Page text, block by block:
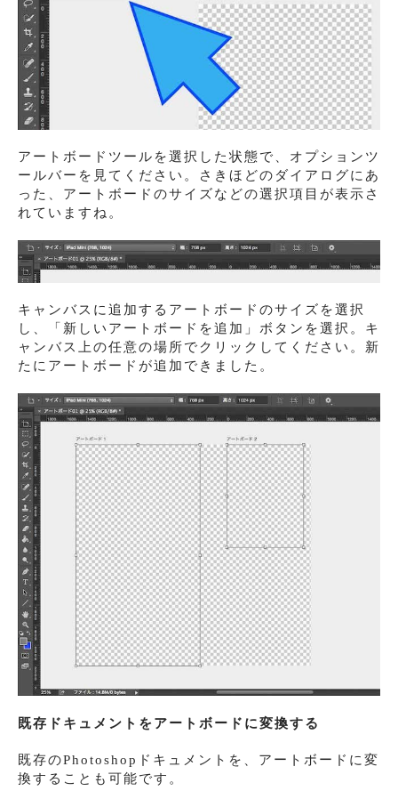
アートボードツールを選択した状態で、オプションツ
ールバーを見てください。さきほどのダイアログにあ
った、アートボードのサイズなどの選択項目が表示さ
れていますね。
キャンバスに追加するアートボードのサイズを選択
し、「新しいアートボードを追加」ボタンを選択。キ
ャンバス上の任意の場所でクリックしてください。新
たにアートボードが追加できました。
既存ドキュメントをアートボードに変換する
既存のPhotoshopドキュメントを、アートボードに変
換することも可能です。